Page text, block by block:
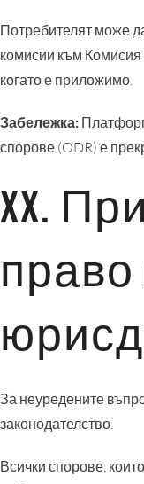
Потребителят може
комисии към
когато е приложимо.
Забележка:
спорове (ODR) е
XX.
право
За неуредените
законодателство.
Всички спорове,